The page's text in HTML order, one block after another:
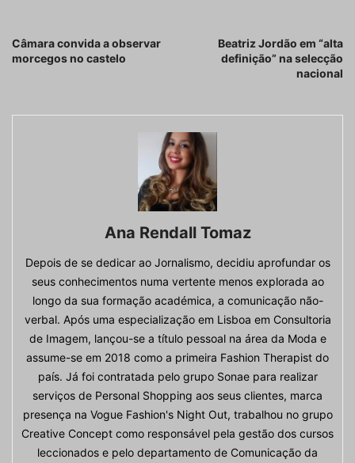
Câmara convida a observar
morcegos no castelo
Beatriz Jordão em “alta
definição” na selecção
nacional
Ana Rendall Tomaz
Depois de se dedicar ao Jornalismo, decidiu aprofundar os
seus conhecimentos numa vertente menos explorada ao
longo da sua formação académica, a comunicação não-
verbal. Após uma especialização em Lisboa em Consultoria
de Imagem, lançou-se a título pessoal na área da Moda e
assume-se em 2018 como a primeira Fashion Therapist do
país. Já foi contratada pelo grupo Sonae para realizar
serviços de Personal Shopping aos seus clientes, marca
presença na Vogue Fashion's Night Out, trabalhou no grupo
Creative Concept como responsável pela gestão dos cursos
leccionados e pelo departamento de Comunicação da